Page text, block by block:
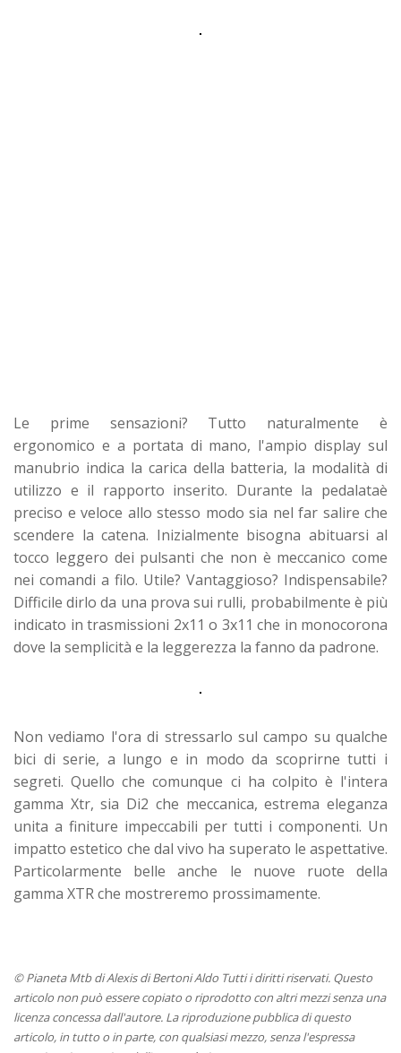
Le prime sensazioni? Tutto naturalmente è
ergonomico e a portata di mano, l'ampio display sul
manubrio indica la carica della batteria, la modalità di
utilizzo e il rapporto inserito. Durante la pedalataè
preciso e veloce allo stesso modo sia nel far salire che
scendere la catena. Inizialmente bisogna abituarsi al
tocco leggero dei pulsanti che non è meccanico come
nei comandi a filo. Utile? Vantaggioso? Indispensabile?
Difficile dirlo da una prova sui rulli, probabilmente è più
indicato in trasmissioni 2x11 o 3x11 che in monocorona
dove la semplicità e la leggerezza la fanno da padrone.
Non vediamo l'ora di stressarlo sul campo su qualche
bici di serie, a lungo e in modo da scoprirne tutti i
segreti. Quello che comunque ci ha colpito è l'intera
gamma Xtr, sia Di2 che meccanica, estrema eleganza
unita a finiture impeccabili per tutti i componenti. Un
impatto estetico che dal vivo ha superato le aspettative.
Particolarmente belle anche le nuove ruote della
gamma XTR che mostreremo prossimamente.
© Pianeta Mtb di Alexis di Bertoni Aldo Tutti i diritti riservati. Questo
articolo non può essere copiato o riprodotto con altri mezzi senza una
licenza concessa dall'autore. La riproduzione pubblica di questo
articolo, in tutto o in parte, con qualsiasi mezzo, senza l'espressa